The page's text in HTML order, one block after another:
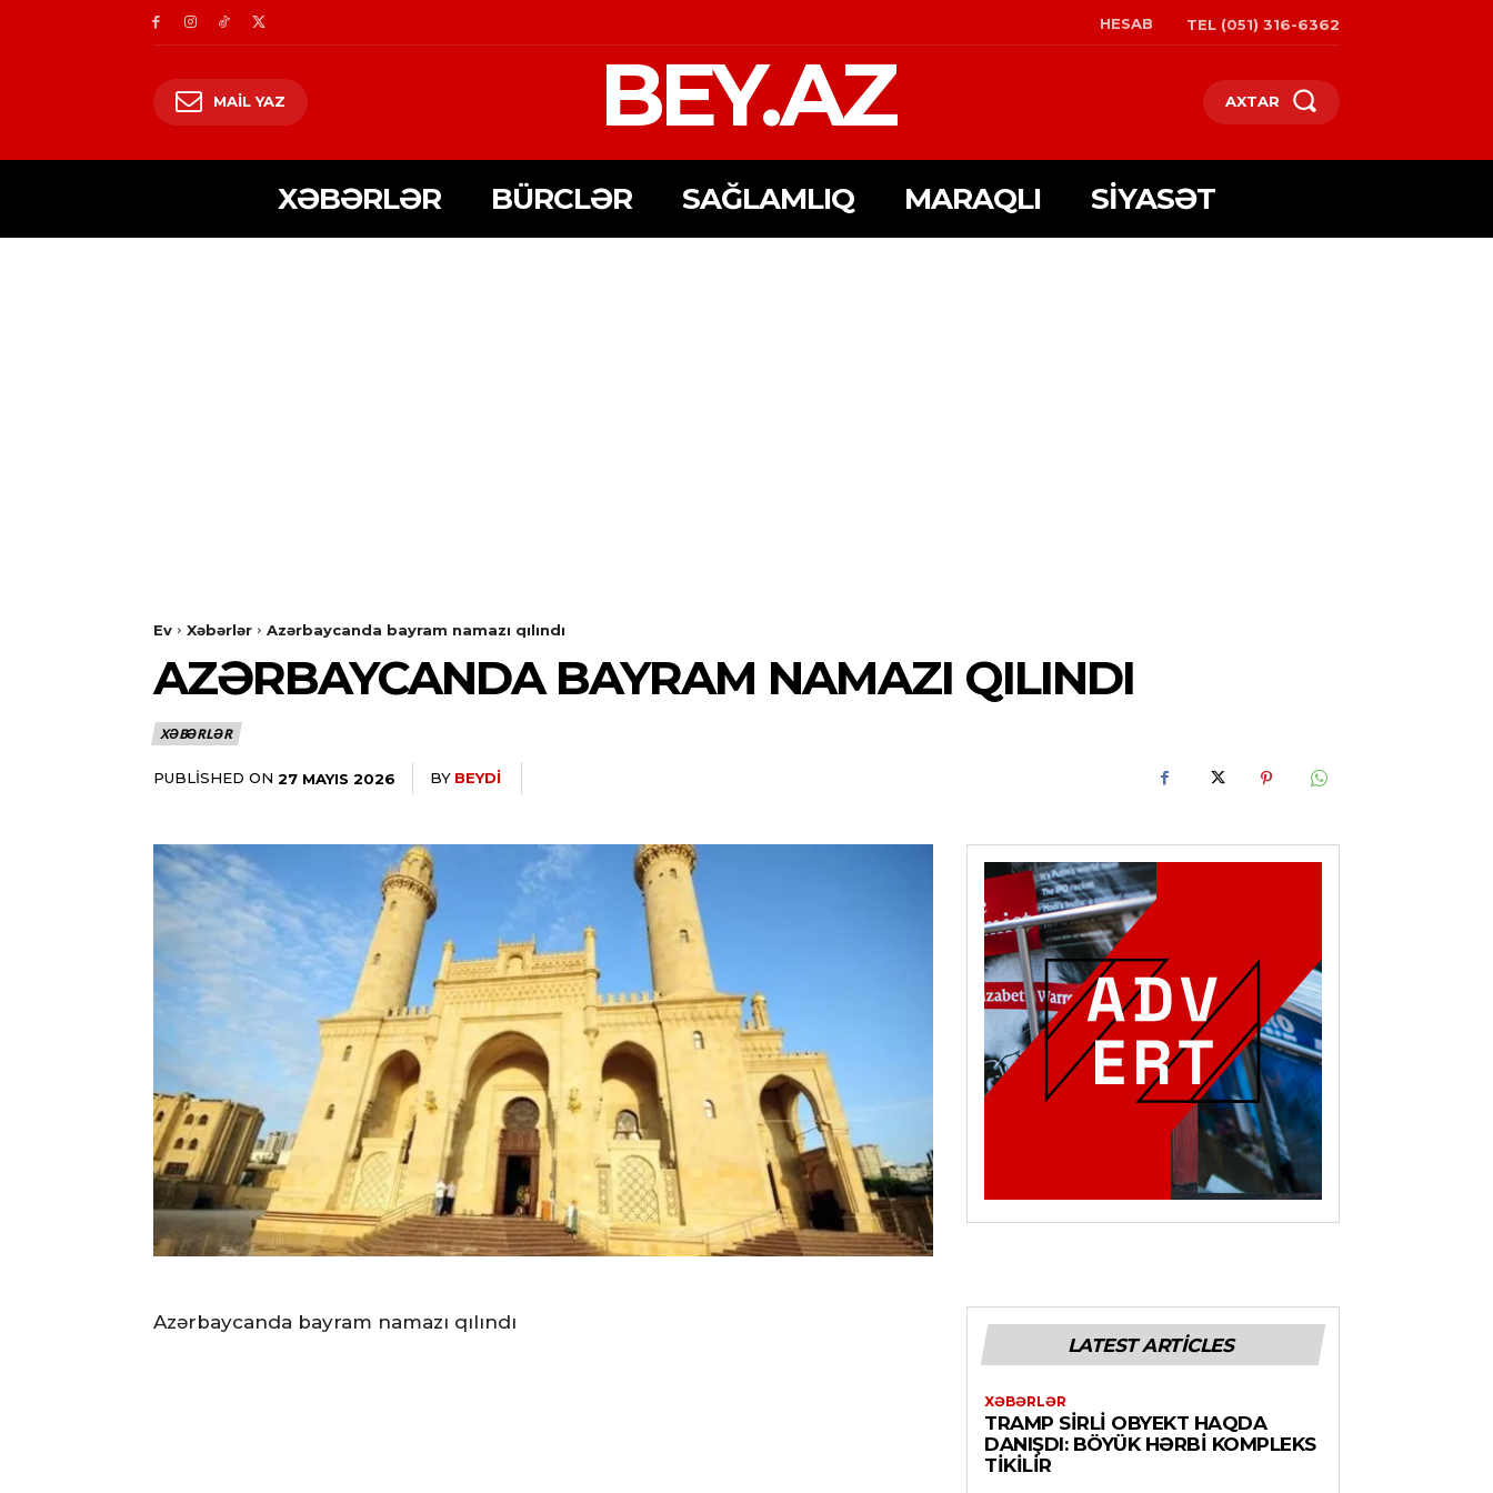
HESAB TEL (051) 316-6362
MAIL YAZ BEY.AZ AXTAR
XƏBƏRLƏR BÜRCLƏR SAĞLAMLIQ MARAQLI SIYASƏT
Ev Xəbərlər Azərbaycanda bayram namazı qılındı
AZƏRBAYCANDA BAYRAM NAMAZI QILINDI
XƏBƏRLƏR
PUBLISHED ON 27 MAYIS 2026 BY BEYDI
Azərbaycanda bayram namazı qılındı
LATEST ARTICLES
XƏBƏRLƏR
TRAMP SIRLI OBYEKT HAQDA
DANIŞDI: BÖYÜK HƏRBI KOMPLEKS
TIKILIR